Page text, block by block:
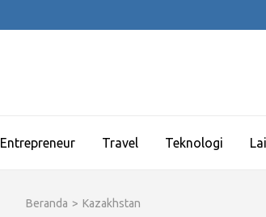
Entrepreneur Travel Teknologi
Beranda > Kazakhstan